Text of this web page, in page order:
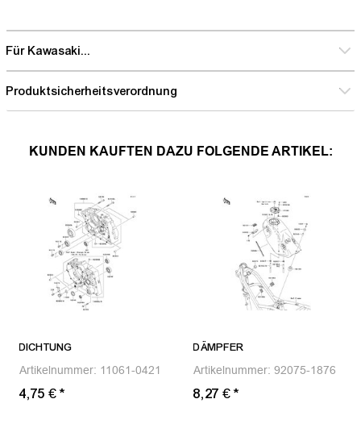
Für Kawasaki...
Produktsicherheitsverordnung
KUNDEN KAUFTEN DAZU FOLGENDE ARTIKEL:
DICHTUNG
Artikelnummer: 11061-0421
4,75 €*
DÄMPFER
Artikelnummer: 92075-1876
8,27 €*